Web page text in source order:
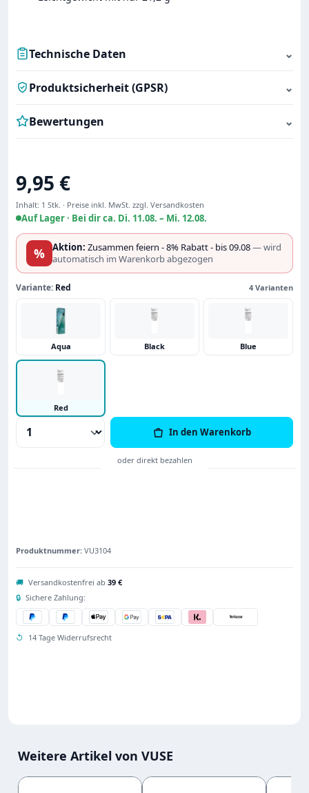
Technische Daten ⌄
Produktsicherheit (GPSR) ⌄
Bewertungen ⌄
Regulärer Preis:
9,95 €
Inhalt: 1 Stk. · Preise inkl. MwSt. zzgl. Versandkosten
Auf Lager · Bei dir ca. Di. 11.08. – Mi. 12.08.
% Aktion: Zusammen feiern - 8% Rabatt - bis 09.08— wird
automatisch im Warenkorb abgezogen
Variante: Red 4 Varianten
Aqua Black Blue
Red
Produkt Anzahl: Gib den gewünschten
In den Warenkorb
Produktnummer: VU3104
🚚 Versandkostenfrei ab 39 €
🔒 Sichere Zahlung:
↺ 14 Tage Widerrufsrecht
Weitere Artikel von VUSE
Produktgalerie überspringen